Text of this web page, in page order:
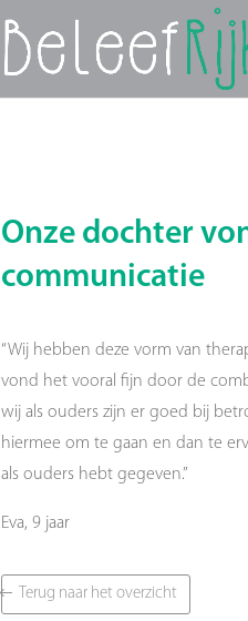
Onze dochter
communicatie
“Wij hebben deze vorm van
vond het vooral fijn door de
wij als ouders zijn er goed bij
hiermee om te gaan en dan te
als ouders hebt gegeven.”
Eva, 9 jaar
Terug naar het overzicht